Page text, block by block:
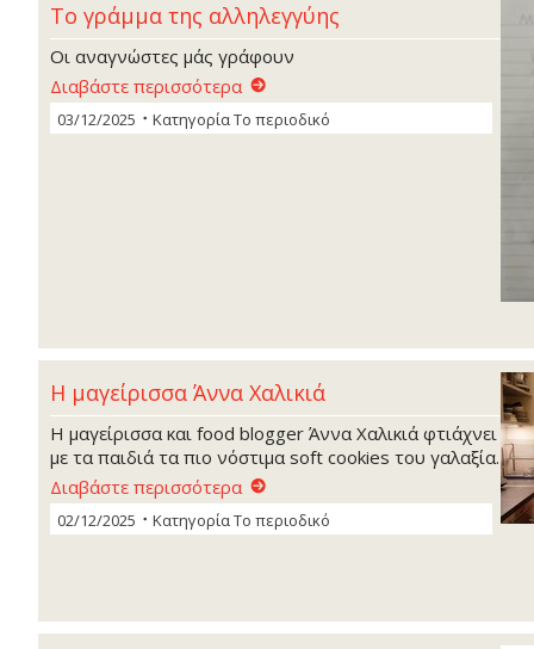
Το γράμμα της αλληλεγγύης
Οι αναγνώστες μάς γράφουν
Διαβάστε περισσότερα
03/12/2025 ΚατηγορίαΤο περιοδικό
Η μαγείρισσα Άννα Χαλικιά
Η μαγείρισσα και food blogger Άννα Χαλικιά φτιάχνει
με τα παιδιά τα πιο νόστιμα soft cookies του γαλαξία.
Διαβάστε περισσότερα
02/12/2025 ΚατηγορίαΤο περιοδικό